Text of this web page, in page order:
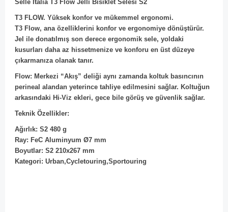
Selle İtalia T3 Flow Jelli Bisiklet Selesi S2
T3 FLOW. Yüksek konfor ve mükemmel ergonomi.
T3 Flow, ana özelliklerini konfor ve ergonomiye dönüştürür.
Jel ile donatılmış son derece ergonomik sele, yoldaki
kusurları daha az hissetmenize ve konforu en üst düzeye
çıkarmanıza olanak tanır.
Flow: Merkezi “Akış” deliği aynı zamanda koltuk basıncının
perineal alandan yeterince tahliye edilmesini sağlar. Koltuğun
arkasındaki Hi-Viz ekleri, gece bile görüş ve güvenlik sağlar.
Teknik Özellikler:
Ağırlık: S2 480 g
Ray: FeC Aluminyum Ø7 mm
Boyutlar: S2 210x267 mm
Kategori: Urban,Cycletouring,Sportouring